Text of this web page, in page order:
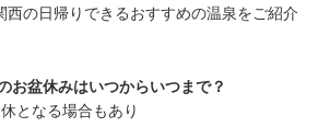
西の日帰りできるおすすめの温泉をご紹介
お盆休みはいつからいつまで？
となる場合もあり